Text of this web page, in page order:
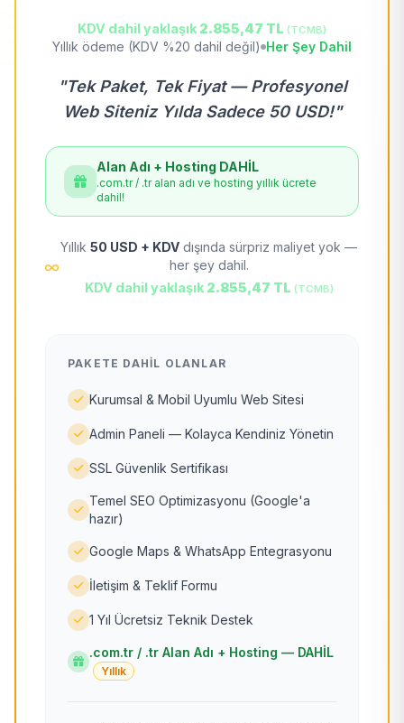
KDV dahil yaklaşık 2.855,47 TL (TCMB)
Yıllık ödeme (KDV %20 dahil değil) Her Şey Dahil
"Tek Paket, Tek Fiyat — Profesyonel
Web Siteniz Yılda Sadece 50 USD!"
Alan Adı + Hosting DAHİL
.com.tr / .tr alan adı ve hosting yıllık ücrete
dahil!
Yıllık 50 USD + KDV dışında sürpriz maliyet yok —
her şey dahil.
KDV dahil yaklaşık 2.855,47 TL (TCMB)
PAKETE DAHIL OLANLAR
Kurumsal & Mobil Uyumlu Web Sitesi
Admin Paneli — Kolayca Kendiniz Yönetin
SSL Güvenlik Sertifikası
Temel SEO Optimizasyonu (Google'a
hazır)
Google Maps & WhatsApp Entegrasyonu
İletişim & Teklif Formu
1 Yıl Ücretsiz Teknik Destek
.com.tr / .tr Alan Adı + Hosting — DAHİL
Yıllık